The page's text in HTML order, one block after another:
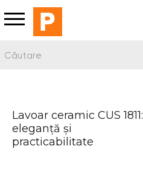
Lavoar ceramic CUS 1811:
eleganță și
practicabilitate